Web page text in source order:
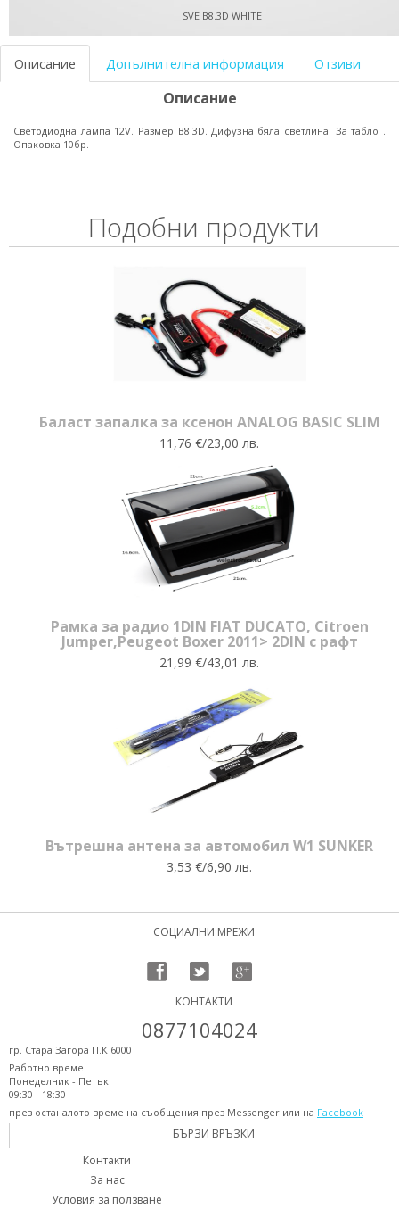
SVE B8.3D WHITE
Описание Допълнителна информация Отзиви
Описание
Светодиодна лампа 12V. Размер B8.3D. Дифузна бяла светлина. За табло .
Опаковка 10бр.
Подобни продукти
Баласт запалка за ксенон ANALOG BASIC SLIM
11,76 €/23,00 лв.
Рамка за радио 1DIN FIAT DUCATO, Citroеn
Jumper,Peugeot Boxer 2011> 2DIN с рафт
21,99 €/43,01 лв.
Вътрешна антена за автомобил W1 SUNKER
3,53 €/6,90 лв.
СОЦИАЛНИ МРЕЖИ
КОНТАКТИ
0877104024
гр. Стара Загора П.К 6000
Работно време:
Понеделник - Петък
09:30 - 18:30
през останалото време на съобщения през Messenger или на Facebook
БЪРЗИ ВРЪЗКИ
Контакти
За нас
Условия за ползване